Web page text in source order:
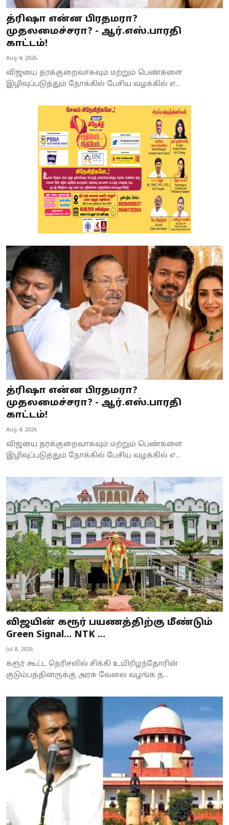
த்ரிஷா என்ன பிரதமரா?
முதலமைச்சரா? - ஆர்.எஸ்.பாரதி
காட்டம்!
Aug 4, 2026
விஜயை தரக்குறைவாகவும் மற்றும் பெண்களை
இழிவுப்படுத்தும் நோக்கில் பேசிய வழக்கில் எ...
த்ரிஷா என்ன பிரதமரா?
முதலமைச்சரா? - ஆர்.எஸ்.பாரதி
காட்டம்!
Aug 4, 2026
விஜயை தரக்குறைவாகவும் மற்றும் பெண்களை
இழிவுப்படுத்தும் நோக்கில் பேசிய வழக்கில் எ...
விஜயின் கரூர் பயணத்திற்கு மீண்டும்
Green Signal... NTK ...
Jul 8, 2026
கரூர் கூட்ட நெரிசலில் சிக்கி உயிரிழந்தோரின்
குடும்பத்தினருக்கு அரசு வேலை வழங்க த...